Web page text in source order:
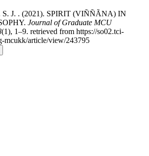
S. J. . (2021). SPIRIT (VIÑÑÃNA) IN
Journal of Graduate MCU
(1), 1–9. retrieved from https://so02.tci-
mcukk/article/view/243795